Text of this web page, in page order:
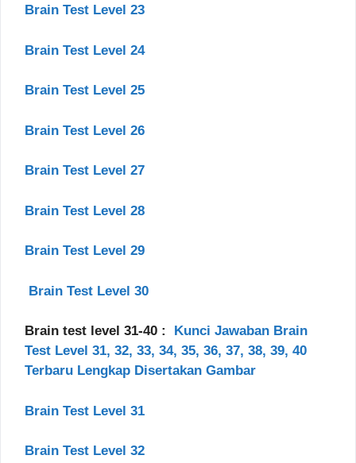
Brain Test Level 23
Brain Test Level 24
Brain Test Level 25
Brain Test Level 26
Brain Test Level 27
Brain Test Level 28
Brain Test Level 29
Brain Test Level 30
Brain test level 31-40 :
Kunci Jawaban Brain
Test Level 31, 32, 33, 34, 35, 36, 37, 38, 39, 40
Terbaru Lengkap Disertakan Gambar
Brain Test Level 31
Brain Test Level 32